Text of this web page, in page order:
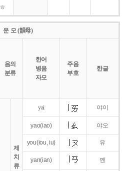
ㅎ
운 모 (韻母)
음의
분류
한어
병음
자모
주음
부호
한글
제
치
류
yai 야이
yao(iao) 야오
you(iou,iu) 유
yan(ian) 옌